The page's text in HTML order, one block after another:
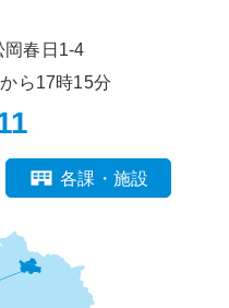
岡春日1-4
ら17時15分
各課・施設